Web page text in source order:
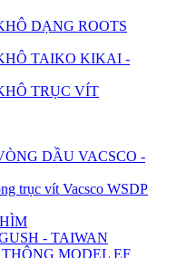
DẠNG ROOTS
TAIKO KIKAI -
TRỤC VÍT
DẦU VACSCO -
trục vít Vacsco WSDP
- TAIWAN
MODEL EF